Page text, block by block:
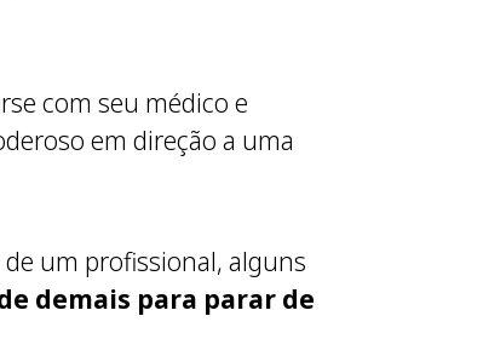
com seu médico e
em direção a uma
um profissional, alguns
demais para parar de